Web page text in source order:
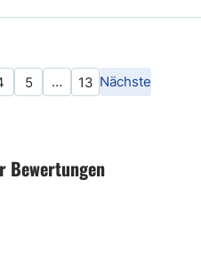
5 … 13 Nächste
Bewertungen